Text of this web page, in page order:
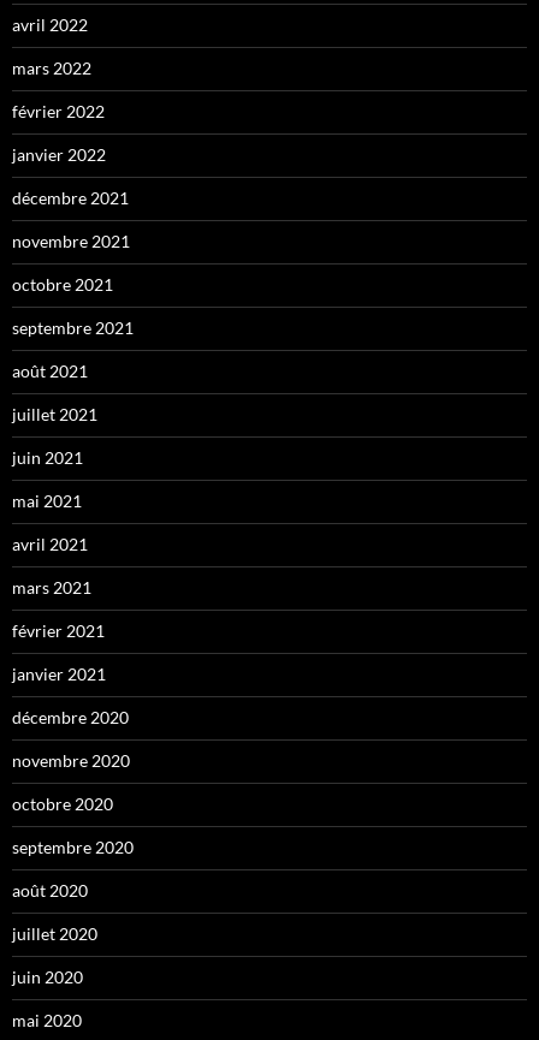
avril 2022
mars 2022
février 2022
janvier 2022
décembre 2021
novembre 2021
octobre 2021
septembre 2021
août 2021
juillet 2021
juin 2021
mai 2021
avril 2021
mars 2021
février 2021
janvier 2021
décembre 2020
novembre 2020
octobre 2020
septembre 2020
août 2020
juillet 2020
juin 2020
mai 2020